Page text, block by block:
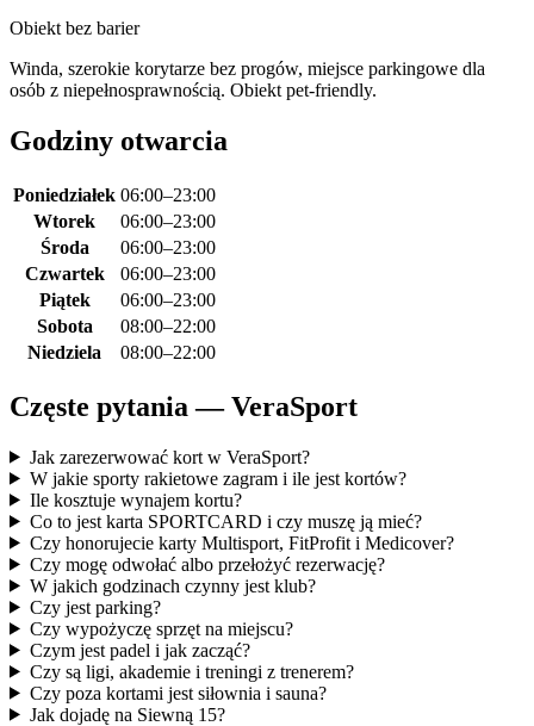
Obiekt bez barier
Winda, szerokie korytarze bez progów, miejsce parkingowe dla
osób z niepełnosprawnością. Obiekt pet-friendly.
Godziny otwarcia
Poniedziałek 06:00–23:00
Wtorek
06:00–23:00
Środa
06:00–23:00
Czwartek
06:00–23:00
Piątek
06:00–23:00
Sobota
08:00–22:00
Niedziela
08:00–22:00
Częste pytania — VeraSport
Jak zarezerwować kort w VeraSport?
W jakie sporty rakietowe zagram i ile jest kortów?
Ile kosztuje wynajem kortu?
Co to jest karta SPORTCARD i czy muszę ją mieć?
Czy honorujecie karty Multisport, FitProfit i Medicover?
Czy mogę odwołać albo przełożyć rezerwację?
W jakich godzinach czynny jest klub?
Czy jest parking?
Czy wypożyczę sprzęt na miejscu?
Czym jest padel i jak zacząć?
Czy są ligi, akademie i treningi z trenerem?
Czy poza kortami jest siłownia i sauna?
Jak dojadę na Siewną 15?